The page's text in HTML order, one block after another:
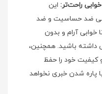
راحت‌تر: این
با الیاف 300 گرمی ضد حساسیت و ضد
خوابی آرام و بدون
داشته باشید. همچنین،
خود را حفظ
پاره شدن خبری نخواهد